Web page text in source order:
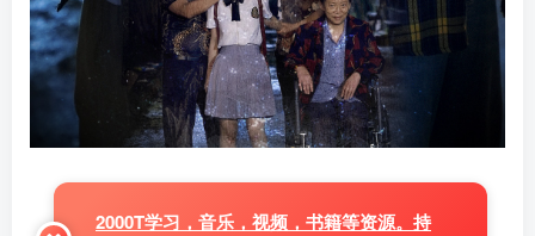
2000T学习，音乐，视频，书籍等资源。持